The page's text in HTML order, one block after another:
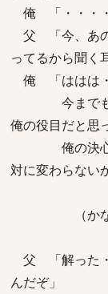
俺 「・・・
父 「今、あ
ってるから聞く
俺 「ははは
今までもそ
俺の役目だと思
俺の決心は
対に変わらない
（かなり間
父 「解った
んだぞ」